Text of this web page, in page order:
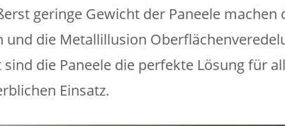
geringe Gewicht der Paneele
die Metallillusion
die Paneele die perfekte Lösung für
Einsatz.